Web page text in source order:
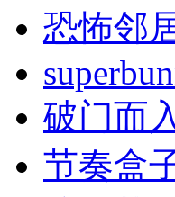
恐怖邻
破门而
节奏盒